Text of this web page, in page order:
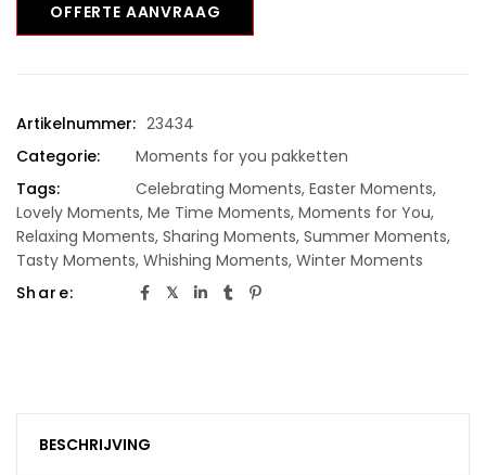
OFFERTE AANVRAAG
Artikelnummer: 23434
Categorie:
Moments for you pakketten
Tags:
Celebrating Moments, Easter Moments,
Lovely Moments, Me Time Moments, Moments for You,
Relaxing Moments, Sharing Moments, Summer Moments,
Tasty Moments, Whishing Moments, Winter Moments
Share:
BESCHRIJVING